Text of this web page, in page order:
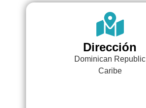
Dirección
Dominican Republic
Caribe